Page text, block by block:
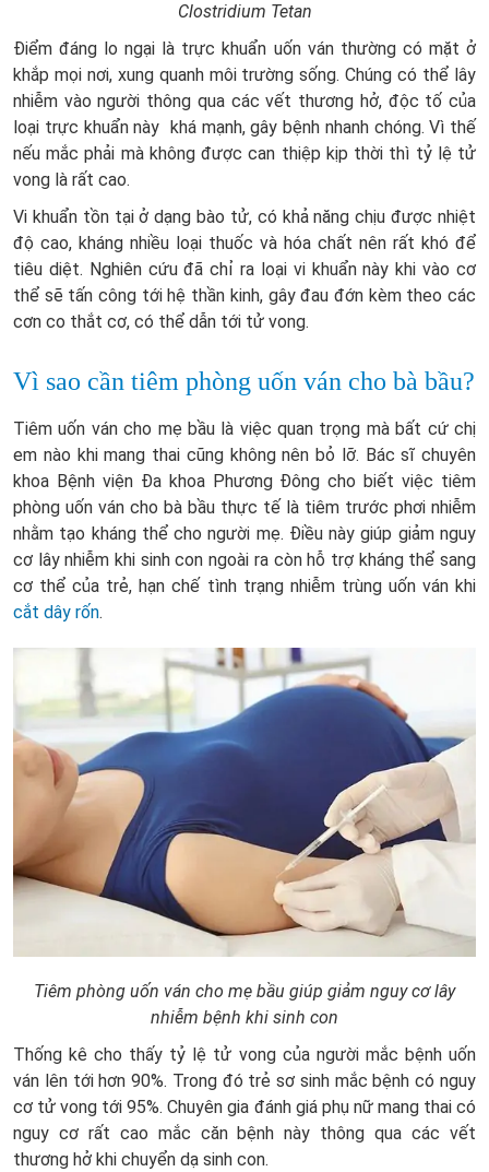
Clostridium Tetan
Điểm đáng lo ngại là trực khuẩn uốn ván thường có mặt ở
khắp mọi nơi, xung quanh môi trường sống. Chúng có thể lây
nhiễm vào người thông qua các vết thương hở, độc tố của
loại trực khuẩn này khá mạnh, gây bệnh nhanh chóng. Vì thế
nếu mắc phải mà không được can thiệp kịp thời thì tỷ lệ tử
vong là rất cao.
Vi khuẩn tồn tại ở dạng bào tử, có khả năng chịu được nhiệt
độ cao, kháng nhiều loại thuốc và hóa chất nên rất khó để
tiêu diệt. Nghiên cứu đã chỉ ra loại vi khuẩn này khi vào cơ
thể sẽ tấn công tới hệ thần kinh, gây đau đớn kèm theo các
cơn co thắt cơ, có thể dẫn tới tử vong.
Vì sao cần tiêm phòng uốn ván cho bà bầu?
Tiêm uốn ván cho mẹ bầu là việc quan trọng mà bất cứ chị
em nào khi mang thai cũng không nên bỏ lỡ. Bác sĩ chuyên
khoa Bệnh viện Đa khoa Phương Đông cho biết việc tiêm
phòng uốn ván cho bà bầu thực tế là tiêm trước phơi nhiễm
nhằm tạo kháng thể cho người mẹ. Điều này giúp giảm nguy
cơ lây nhiễm khi sinh con ngoài ra còn hỗ trợ kháng thể sang
cơ thể của trẻ, hạn chế tình trạng nhiễm trùng uốn ván khi
cắt dây rốn.
Tiêm phòng uốn ván cho mẹ bầu giúp giảm nguy cơ lây
nhiễm bệnh khi sinh con
Thống kê cho thấy tỷ lệ tử vong của người mắc bệnh uốn
ván lên tới hơn 90%. Trong đó trẻ sơ sinh mắc bệnh có nguy
cơ tử vong tới 95%. Chuyên gia đánh giá phụ nữ mang thai có
nguy cơ rất cao mắc căn bệnh này thông qua các vết
thương hở khi chuyển dạ sinh con.